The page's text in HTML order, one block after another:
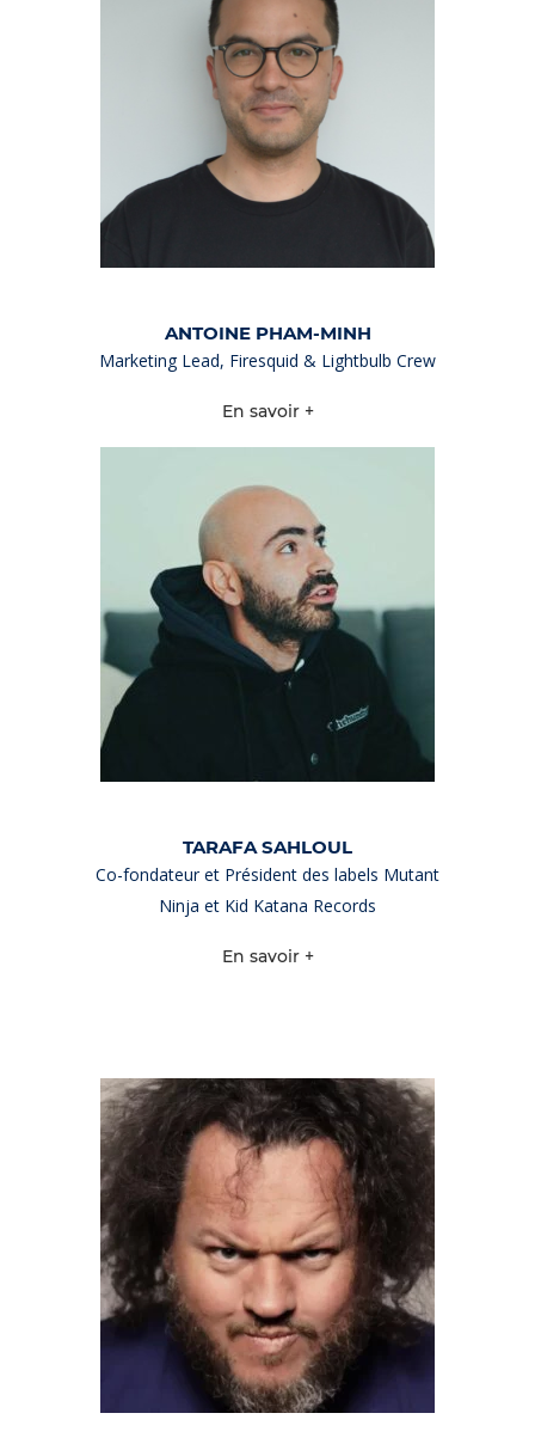
ANTOINE PHAM-MINH
Marketing Lead, Firesquid & Lightbulb Crew
En savoir +
TARAFA SAHLOUL
Co-fondateur et Président des labels Mutant
Ninja et Kid Katana Records
En savoir +